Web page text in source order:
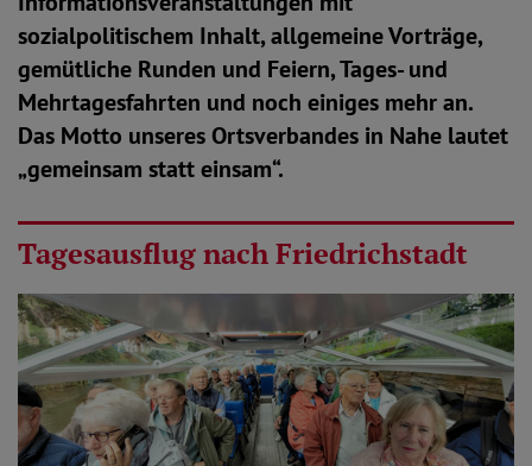
sozialpolitischem Inhalt, allgemeine Vorträge,
gemütliche Runden und Feiern, Tages- und
Mehrtagesfahrten und noch einiges mehr an.
Das Motto unseres Ortsverbandes in Nahe lautet
„gemeinsam statt einsam“.
Tagesausflug nach Friedrichstadt